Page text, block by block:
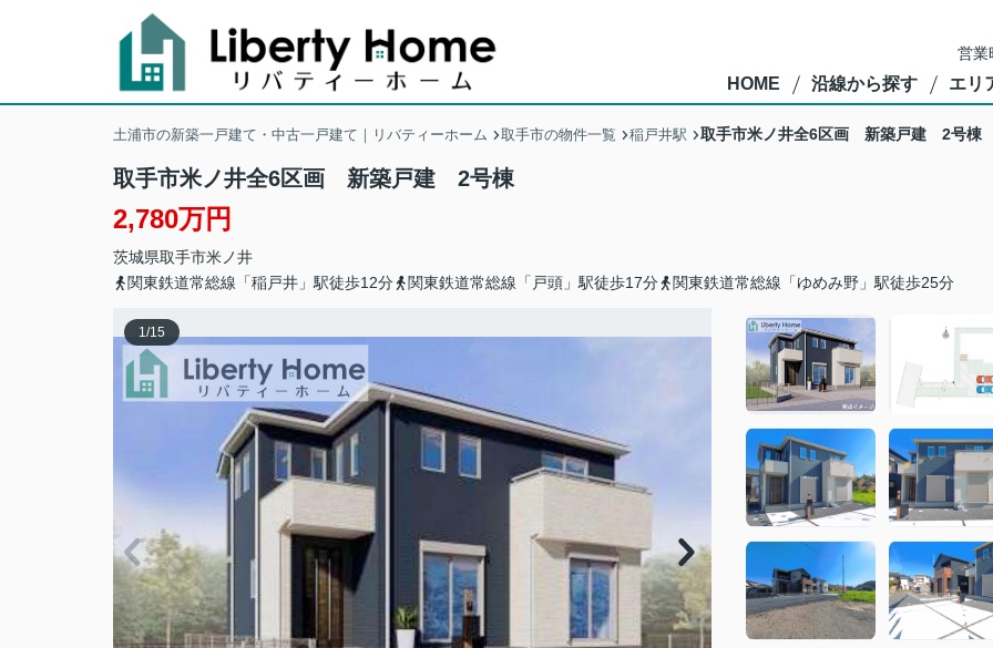
営
HOME 沿線から探す エリ
土浦市の新築一戸建て・中古一戸建て｜リバティーホーム 取手市の物件一覧 稲戸井駅 取手市米ノ井全6区画 新築戸建 2号棟
取手市米ノ井全6区画 新築戸建 2号棟
2,780万円
茨城県取手市米ノ井
関東鉄道常総線「稲戸井」駅徒歩12分
関東鉄道常総線「戸頭」駅徒歩17分 関東鉄道常総線「ゆめみ野」駅徒歩25分
1/15